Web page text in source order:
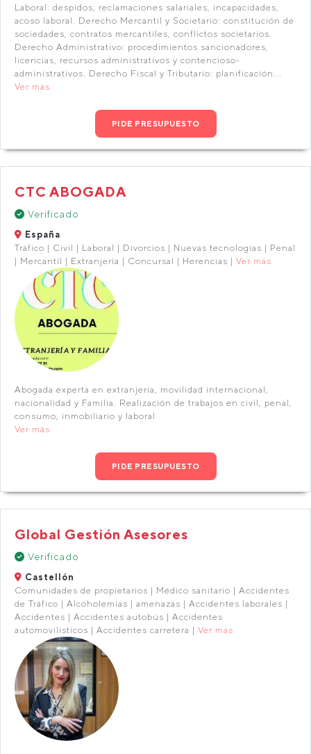
Laboral: despidos, reclamaciones salariales, incapacidades,
acoso laboral. Derecho Mercantil y Societario: constitución de
sociedades, contratos mercantiles, conflictos societarios.
Derecho Administrativo: procedimientos sancionadores,
licencias, recursos administrativos y contencioso-
administrativos. Derecho Fiscal y Tributario: planificación...
Ver más
PIDE PRESUPUESTO
CTC ABOGADA
Verificado
España
Tráfico | Civil | Laboral | Divorcios | Nuevas tecnologías | Penal
| Mercantil | Extranjería | Concursal | Herencias | Ver más
Abogada experta en extranjería, movilidad internacional,
nacionalidad y Familia. Realización de trabajos en civil, penal,
consumo, inmobiliario y laboral
Ver más
PIDE PRESUPUESTO
Global Gestión Asesores
Verificado
Castellón
Comunidades de propietarios | Médico sanitario | Accidentes
de Tráfico | Alcoholemias | amenazas | Accidentes laborales |
Accidentes | Accidentes autobús | Accidentes
automovilísticos | Accidentes carretera | Ver más